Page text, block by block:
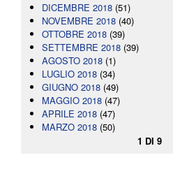
DICEMBRE 2018 (51)
NOVEMBRE 2018 (40)
OTTOBRE 2018 (39)
SETTEMBRE 2018 (39)
AGOSTO 2018 (1)
LUGLIO 2018 (34)
GIUGNO 2018 (49)
MAGGIO 2018 (47)
APRILE 2018 (47)
MARZO 2018 (50)
1 DI 9